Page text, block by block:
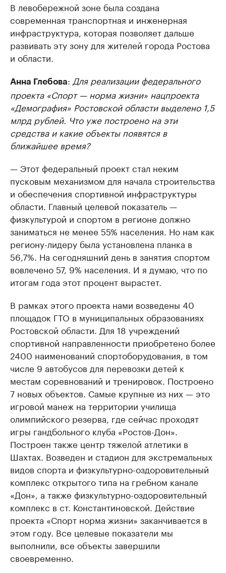
В левобережной зоне была создана
современная транспортная и инженерная
инфраструктура, которая позволяет дальше
развивать эту зону для жителей города Ростова
и области.
Анна Глебова: Для реализации федерального
проекта «Спорт — норма жизни» нацпроекта
«Демография» Ростовской области выделено 1,5
млрд рублей. Что уже построено на эти
средства и какие объекты появятся в
ближайшее время?
— Этот федеральный проект стал неким
пусковым механизмом для начала строительства
и обеспечения спортивной инфраструктуры
области. Главный целевой показатель —
физкультурой и спортом в регионе должно
заниматься не менее 55% населения. Но нам как
региону-лидеру была установлена планка в
56,7%. На сегодняшний день в занятия спортом
вовлечено 57, 9% населения. И я думаю, что по
итогам года этот процент вырастет.
В рамках этого проекта нами возведены 40
площадок ГТО в муниципальных образованиях
Ростовской области. Для 18 учреждений
спортивной направленности приобретено более
2400 наименований спортоборудования, в том
числе 9 автобусов для перевозки детей к
местам соревнований и тренировок. Построено
7 новых объектов. Самые крупные из них — это
игровой манеж на территории училища
олимпийского резерва, где сейчас проходят
игры гандбольного клуба «Ростов-Дон».
Построен также центр тяжелой атлетики в
Шахтах. Возведен и стадион для экстремальных
видов спорта и физкультурно-оздоровительный
комплекс открытого типа на гребном канале
«Дон», а также физкультурно-оздоровительный
комплекс в ст. Константиновской. Действие
проекта «Спорт норма жизни» заканчивается в
этом году. Все целевые показатели мы
выполнили, все объекты завершили
своевременно.